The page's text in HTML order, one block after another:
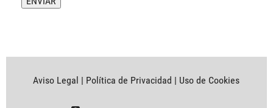
Aviso Legal | Política de Privacidad | Uso de Cookies